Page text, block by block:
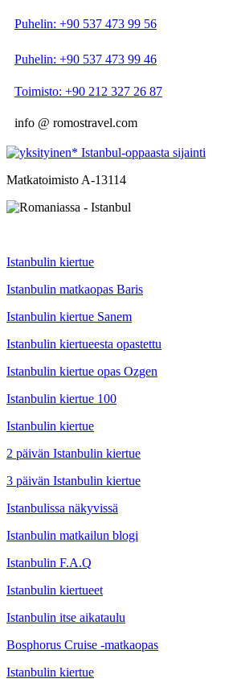
Puhelin: +90 537 473 99 56
Puhelin: +90 537 473 99 46
Toimisto: +90 212 327 26 87
info @ romostravel.com
Matkatoimisto A-13114
Istanbulin kiertue
Istanbulin matkaopas Baris
Istanbulin kiertue Sanem
Istanbulin kiertueesta opastettu
Istanbulin kiertue opas Ozgen
Istanbulin kiertue 100
Istanbulin kiertue
2 päivän Istanbulin kiertue
3 päivän Istanbulin kiertue
Istanbulissa näkyvissä
Istanbulin matkailun blogi
Istanbulin F.A.Q
Istanbulin kiertueet
Istanbulin itse aikataulu
Bosphorus Cruise -matkaopas
Istanbulin kiertue